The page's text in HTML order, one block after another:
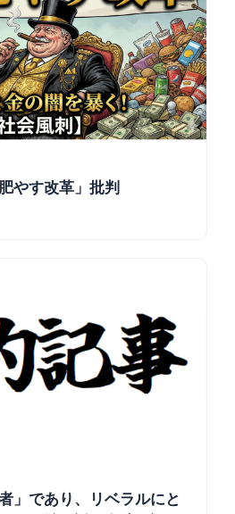
やす改革」批判
」であり、リベラルにと